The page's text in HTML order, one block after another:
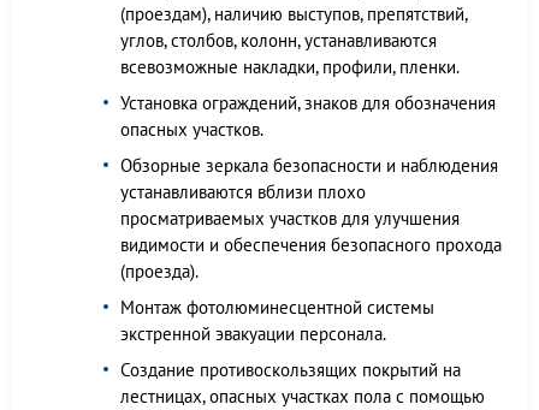
(проездам), наличию выступов, препятствий,
углов, столбов, колонн, устанавливаются
всевозможные накладки, профили, пленки.
Установка ограждений, знаков для обозначения
опасных участков.
Обзорные зеркала безопасности и наблюдения
устанавливаются вблизи плохо
просматриваемых участков для улучшения
видимости и обеспечения безопасного прохода
(проезда).
Монтаж фотолюминесцентной системы
экстренной эвакуации персонала.
Создание противоскользящих покрытий на
лестницах, опасных участках пола с помощью